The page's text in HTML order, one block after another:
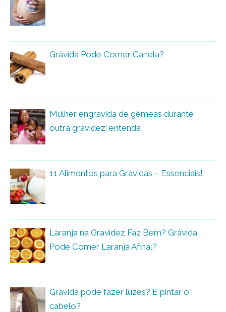
Grávida Pode Comer Canela?
Mulher engravida de gêmeas durante
outra gravidez; entenda
11 Alimentos para Grávidas – Essenciais!
Laranja na Gravidez Faz Bem? Grávida
Pode Comer Laranja Afinal?
Grávida pode fazer luzes? E pintar o
cabelo?